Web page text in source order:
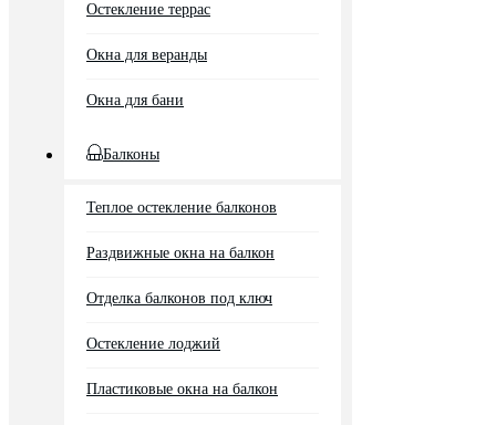
Остекление террас
Окна для веранды
Окна для бани
Балконы
Теплое остекление балконов
Раздвижные окна на балкон
Отделка балконов под ключ
Остекление лоджий
Пластиковые окна на балкон